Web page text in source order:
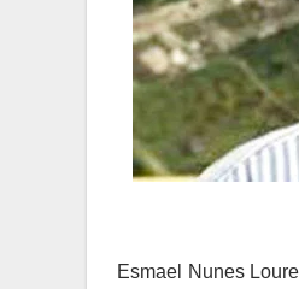
Esmael Nunes